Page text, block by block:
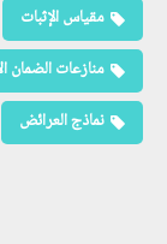
مقياس الإثبات
منازعات الضمان
نماذج العرائض